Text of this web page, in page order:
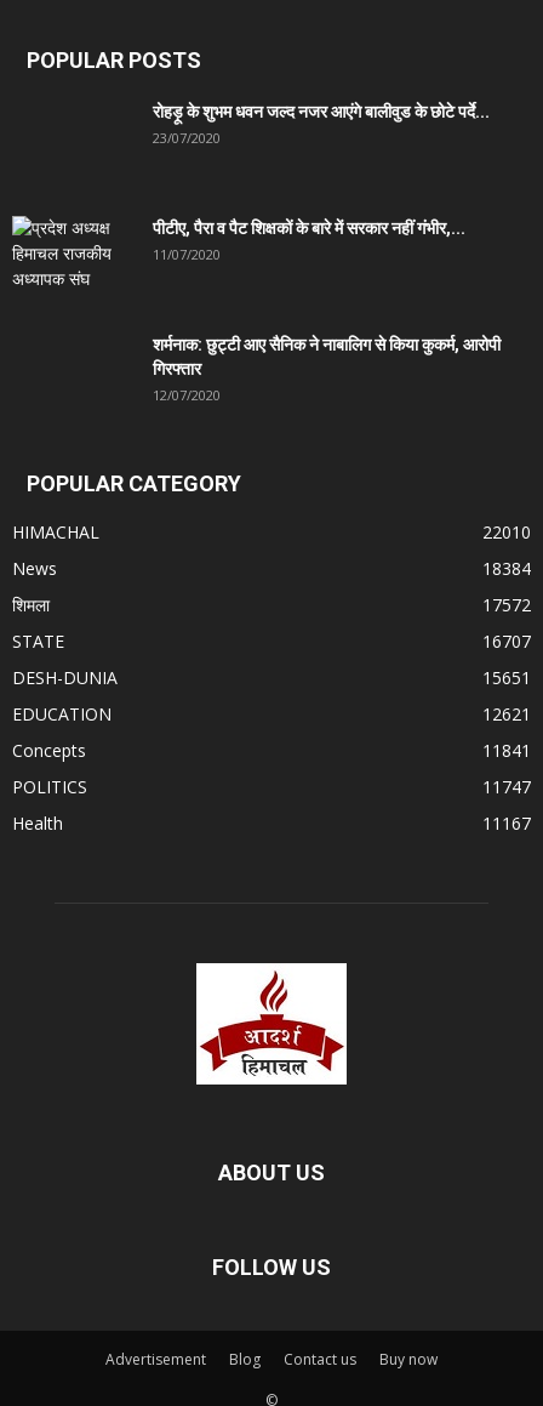
POPULAR POSTS
रोहड़ू के शुभम धवन जल्द नजर आएंगे बालीवुड के छोटे पर्दे...
23/07/2020
पीटीए, पैरा व पैट शिक्षकों के बारे में सरकार नहीं गंभीर,...
11/07/2020
शर्मनाक: छुट्टी आए सैनिक ने नाबालिग से किया कुकर्म, आरोपी
गिरफ्तार
12/07/2020
POPULAR CATEGORY
HIMACHAL
22010
News
18384
शिमला
17572
STATE
16707
DESH-DUNIA
15651
EDUCATION
12621
Concepts
11841
POLITICS
11747
Health
11167
ABOUT US
FOLLOW US
Advertisement Blog Contact us
Buy now
©